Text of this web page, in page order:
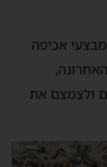
אכיפה
ולצמצם את